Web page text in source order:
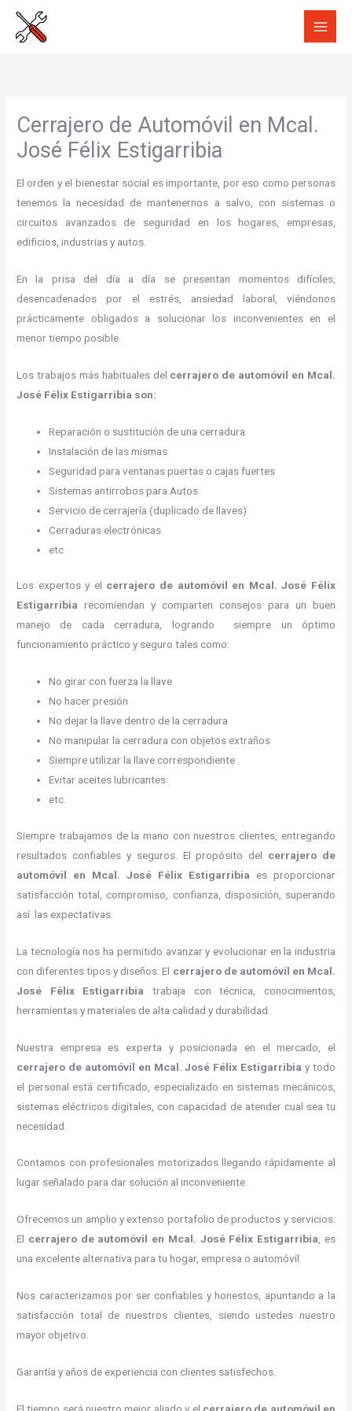
Cerrajero de Automóvil en Mcal.
José Félix Estigarribia
El orden y el bienestar social es importante, por eso como personas
tenemos la necesidad de mantenernos a salvo, con sistemas o
circuitos avanzados de seguridad en los hogares, empresas,
edificios, industrias y autos.
En la prisa del día a día se presentan momentos difíciles,
desencadenados por el estrés, ansiedad laboral, viéndonos
prácticamente obligados a solucionar los inconvenientes en el
menor tiempo posible.
Los trabajos más habituales del cerrajero de automóvil en Mcal.
José Félix Estigarribia son:
Reparación o sustitución de una cerradura
Instalación de las mismas
Seguridad para ventanas puertas o cajas fuertes
Sistemas antirrobos para Autos
Servicio de cerrajería (duplicado de llaves)
Cerraduras electrónicas
etc
Los expertos y el cerrajero de automóvil en Mcal. José Félix
Estigarribia recomiendan y comparten consejos para un buen
manejo de cada cerradura, logrando siempre un óptimo
funcionamiento práctico y seguro tales como:
No girar con fuerza la llave
No hacer presión
No dejar la llave dentro de la cerradura
No manipular la cerradura con objetos extraños
Siempre utilizar la llave correspondiente
Evitar aceites lubricantes
etc.
Siempre trabajamos de la mano con nuestros clientes, entregando
resultados confiables y seguros. El propósito del cerrajero de
automóvil en Mcal. José Félix Estigarribia es proporcionar
satisfacción total, compromiso, confianza, disposición, superando
así las expectativas.
La tecnología nos ha permitido avanzar y evolucionar en la industria
con diferentes tipos y diseños. El cerrajero de automóvil en Mcal.
José Félix Estigarribia trabaja con técnica, conocimientos,
herramientas y materiales de alta calidad y durabilidad.
Nuestra empresa es experta y posicionada en el mercado, el
cerrajero de automóvil en Mcal. José Félix Estigarribia y todo
el personal está certificado, especializado en sistemas mecánicos,
sistemas eléctricos digitales, con capacidad de atender cual sea tu
necesidad.
Contamos con profesionales motorizados llegando rápidamente al
lugar señalado para dar solución al inconveniente.
Ofrecemos un amplio y extenso portafolio de productos y servicios.
El cerrajero de automóvil en Mcal. José Félix Estigarribia, es
una excelente alternativa para tu hogar, empresa o automóvil.
Nos caracterizamos por ser confiables y honestos, apuntando a la
satisfacción total de nuestros clientes, siendo ustedes nuestro
mayor objetivo.
Garantía y años de experiencia con clientes satisfechos.